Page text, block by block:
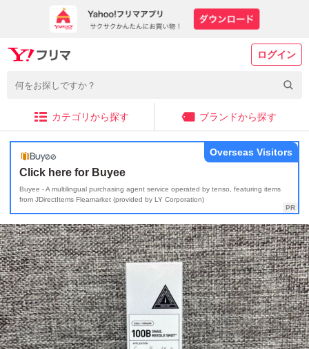
ログイン
カテゴリから探す ブランドから探す
Click here for Buyee
Buyee - A multilingual purchasing agent service operated by tenso, featuring items
from JDirectItems Fleamarket (provided by LY Corporation)
Overseas Visitors